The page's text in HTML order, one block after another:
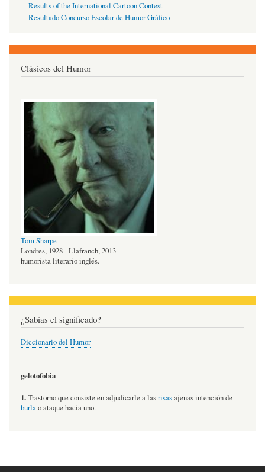
Results of the International Cartoon Contest
Resultado Concurso Escolar de Humor Gráfico
Clásicos del Humor
Tom Sharpe
Londres, 1928 - Llafranch, 2013
humorista literario inglés.
¿Sabías el significado?
Diccionario del Humor
gelotofobia
1.Trastorno que consiste en adjudicarle a lasrisasajenas intención de
burlao ataque hacia uno.